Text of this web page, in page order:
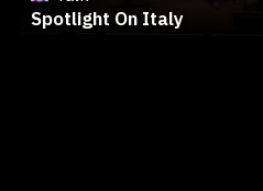
Spotlight On Italy